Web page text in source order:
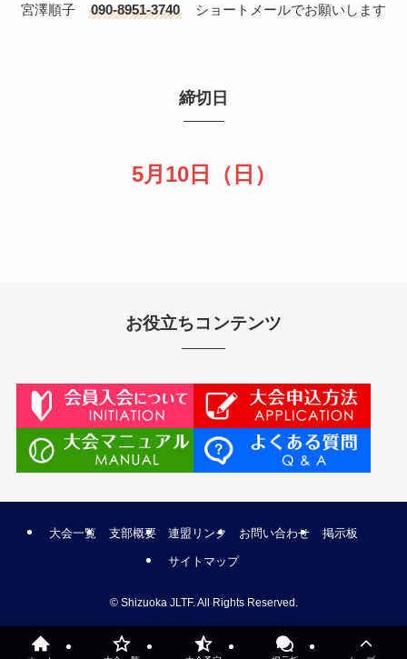
宮澤順子 090-8951-3740 ショートメールでお願いします
締切日
5月10日（日）
お役立ちコンテンツ
大会一覧 支部概要 連盟リンク お問い合わせ 掲示板
サイトマップ
©Shizuoka JLTF. All Rights Reserved.